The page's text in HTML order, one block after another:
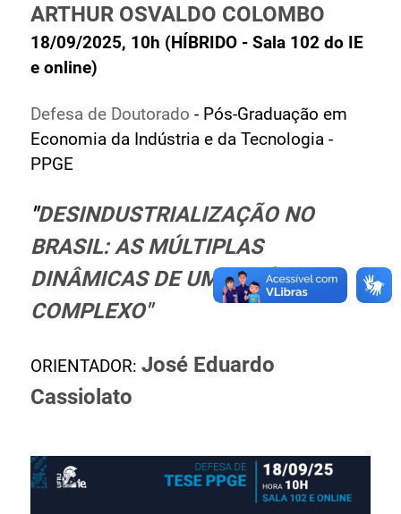
Ministério da Educação
Ministério da Cidadania
Ministério da Saúde
Ministério da Ciência, Tecnologia, Inovações e
Comunicações
Ministério do Meio Ambiente
Ministério do Desenvolvimento Regional
Controladoria-Geral da União
Ministério da Mulher, da Família e dos Direitos Humanos
Secretaria-Geral
Secretaria de Governo
Advocacia-Geral da União
Banco Central do Brasil
ARTHUR OSVALDO COLOMBO
18/09/2025, 10h (HÍBRIDO - Sala 102 do IE
e online)
Defesa de Doutorado - Pós-Graduação em
Economia da Indústria e da Tecnologia -
PPGE
"DESINDUSTRIALIZAÇÃO NO
BRASIL: AS MÚLTIPLAS
DINÂMICAS DE UM FENÔMENO
COMPLEXO"
ORIENTADOR: José Eduardo
Cassiolato